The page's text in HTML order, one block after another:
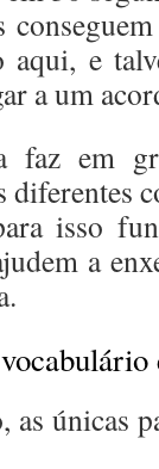
e
a um
faz em
diferentes
isso
a
únicas